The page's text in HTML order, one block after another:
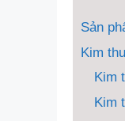
Sản
Kim
Kim
Kim